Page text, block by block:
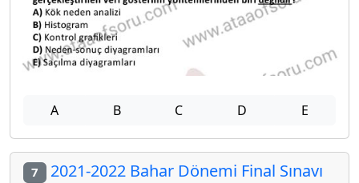
A B C D E
7 2021-2022 Bahar Dönemi Final Sınavı